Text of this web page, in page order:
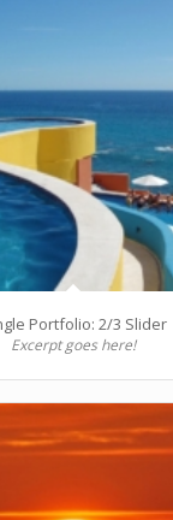
Portfolio: 2/3 Slider
Excerpt goes here!